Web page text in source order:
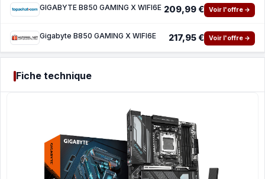
GIGABYTE B850 GAMING X WIFI6E 209,99 € Voir l'offre →
Gigabyte B850 GAMING X WIFI6E 217,95 € Voir l'offre →
Fiche technique